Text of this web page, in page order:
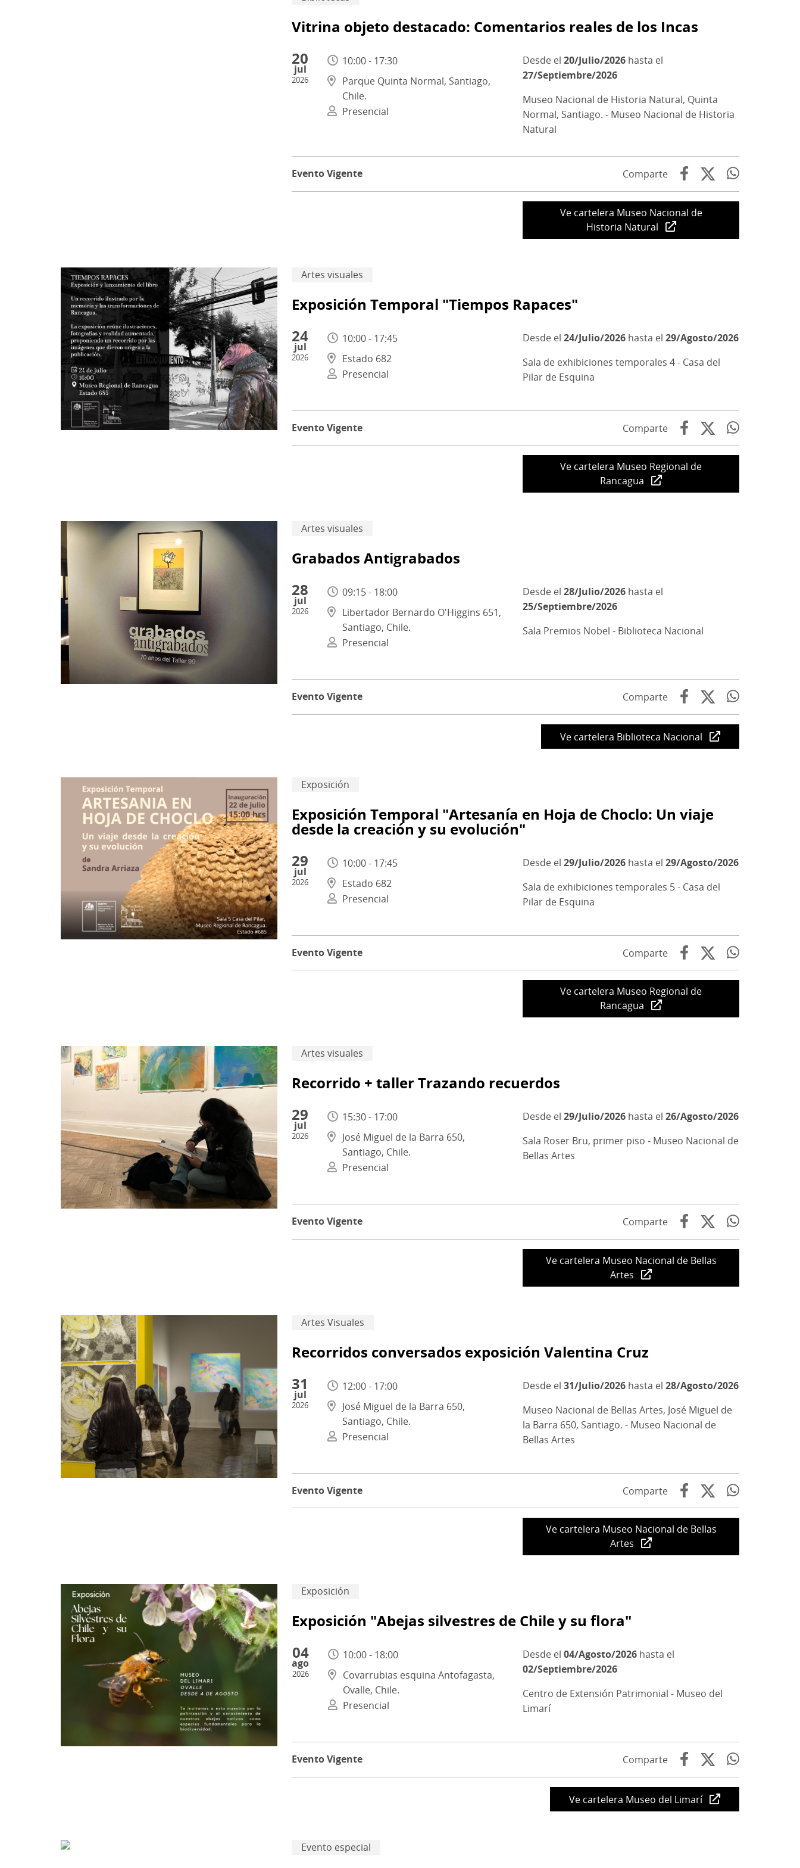
Vitrina objeto destacado: Comentarios reales de los Incas
20
jul
2026
10:00 - 17:30
Parque Quinta Normal, Santiago,
Chile.
Presencial
20/Julio/2026 hasta el
27/Septiembre/2026
Museo Nacional de Historia Natural, Quinta
Normal, Santiago. - Museo Nacional de Historia
Natural
Evento Vigente Comparte
Ve cartelera Museo Nacional de
Historia Natural
Artes visuales
Exposición Temporal "Tiempos Rapaces"
24
jul
2026
10:00 - 17:45
Estado 682
Presencial
24/Julio/2026 hasta el 29/Agosto/2026
Sala de exhibiciones temporales 4 - Casa del
Pilar de Esquina
Evento Vigente Comparte
Ve cartelera Museo Regional de
Rancagua
Artes visuales
Grabados Antigrabados
28
jul
2026
09:15 - 18:00
Libertador Bernardo O'Higgins 651,
Santiago, Chile.
Presencial
28/Julio/2026 hasta el
25/Septiembre/2026
Sala Premios Nobel - Biblioteca Nacional
Evento Vigente Comparte
Ve cartelera Biblioteca Nacional
Exposición
Exposición Temporal "Artesanía en Hoja de Choclo: Un viaje
desde la creación y su evolución"
29
jul
2026
10:00 - 17:45
Estado 682
Presencial
29/Julio/2026 hasta el 29/Agosto/2026
Sala de exhibiciones temporales 5 - Casa del
Pilar de Esquina
Evento Vigente Comparte
Ve cartelera Museo Regional de
Rancagua
Artes visuales
Recorrido + taller Trazando recuerdos
29
jul
2026
15:30 - 17:00
José Miguel de la Barra 650,
Santiago, Chile.
Presencial
29/Julio/2026 hasta el 26/Agosto/2026
Sala Roser Bru, primer piso - Museo Nacional de
Bellas Artes
Evento Vigente Comparte
Ve cartelera Museo Nacional de Bellas
Artes
Artes Visuales
Recorridos conversados exposición Valentina Cruz
31
jul
2026
12:00 - 17:00
José Miguel de la Barra 650,
Santiago, Chile.
Presencial
31/Julio/2026 hasta el 28/Agosto/2026
Museo Nacional de Bellas Artes, José Miguel de
la Barra 650, Santiago. - Museo Nacional de
Bellas Artes
Evento Vigente Comparte
Ve cartelera Museo Nacional de Bellas
Artes
Exposición
Exposición "Abejas silvestres de Chile y su flora"
04
ago
2026
10:00 - 18:00
Covarrubias esquina Antofagasta,
Ovalle, Chile.
Presencial
04/Agosto/2026 hasta el
02/Septiembre/2026
Centro de Extensión Patrimonial - Museo del
Limarí
Evento Vigente Comparte
Ve cartelera Museo del Limarí
Evento especial